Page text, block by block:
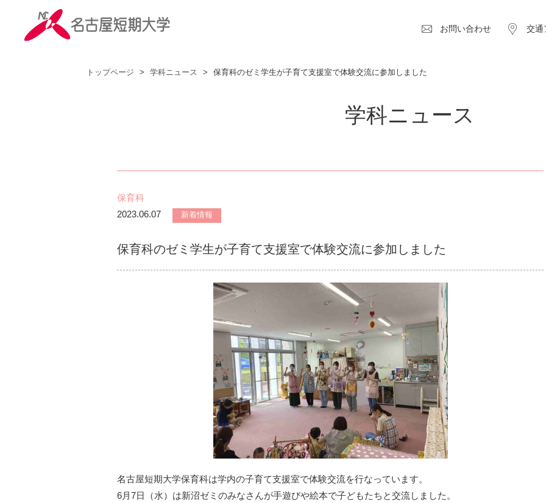
お問い合わせ 交通
トップページ > 学科ニュース > 保育科のゼミ学生が子育て支援室で体験交流に参加しました
学科ニュース
保育科
2023.06.07
新着情報
保育科のゼミ学生が子育て支援室で体験交流に参加しました
名古屋短期大学保育科は学内の子育て支援室で体験交流を行なっています。
6月7日（水） は新沼ゼミのみなさんが手遊びや絵本で子どもたちと交流しました 。